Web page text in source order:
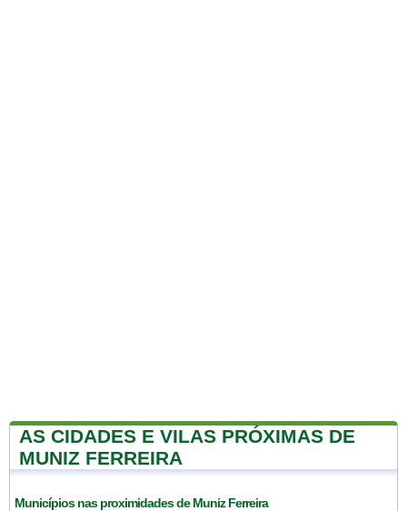
AS CIDADES E VILAS PRÓXIMAS DE
MUNIZ FERREIRA
Municípios nas proximidades de Muniz Ferreira